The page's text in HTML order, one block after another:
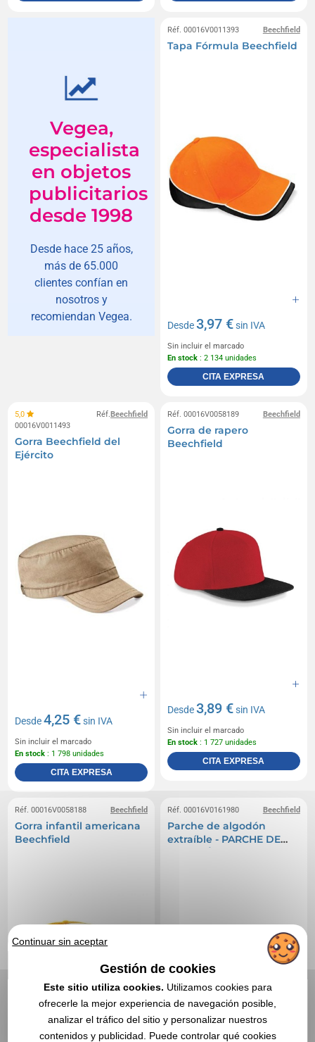
Vegea,
especialista
en objetos
publicitarios
desde 1998
Desde hace 25 años,
más de 65.000
clientes confían en
nosotros y
recomiendan Vegea.
Beechfield
Réf. 00016V0011393
Tapa Fórmula Beechfield
Desde3,97 €sin IVA
Sin incluir el marcado
En stock : 2 134 unidades
CITA EXPRESA
Beechfield
5,0
Réf.
00016V0011493
Gorra Beechfield del
Ejército
Desde4,25 €sin IVA
Sin incluir el marcado
En stock : 1 798 unidades
CITA EXPRESA
Beechfield
Réf. 00016V0058189
Gorra de rapero
Beechfield
Desde3,89 €sin IVA
Sin incluir el marcado
En stock : 1 727 unidades
CITA EXPRESA
Beechfield
Réf. 00016V0058188
Gorra infantil americana
Beechfield
Beechfield
Réf. 00016V0161980
Parche de algodón
extraíble - PARCHE DE
Continuar sin aceptar
Gestión de cookies
Este sitio utiliza cookies. Utilizamos cookies para
ofrecerle la mejor experiencia de navegación posible,
analizar el tráfico del sitio y personalizar nuestros
contenidos y publicidad. Puede controlar qué cookies